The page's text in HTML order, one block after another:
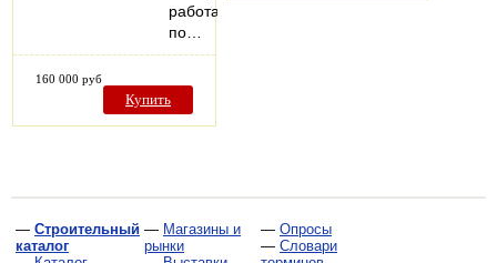
работающих
по…
160 000 руб
Купить
— Строительный
каталог
— Магазины и
рынки
— Опросы
— Словари